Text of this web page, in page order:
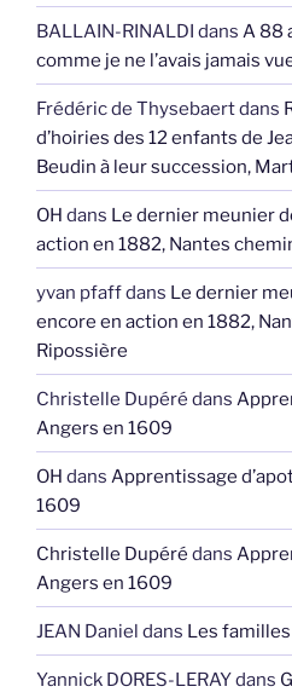
BALLAIN-RINALDI dans A 88
comme je ne l’avais jamais
Frédéric de Thysebaertdans
d’hoiries des 12 enfants de
Beudin à leur succession,
OH dans Le dernier meunier
action en 1882, Nantes
yvan pfaffdans Le dernier
encore en action en 1882,
Ripossière
Christelle Dupéré dans
Angers en 1609
OH dans Apprentissage
1609
Christelle Dupéré dans
Angers en 1609
JEAN Daniel dans Les familles
Yannick DORES-LERAYdans